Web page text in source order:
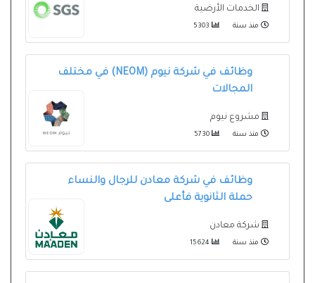
الخدمات الأرضية
منذ سنة
وظائف في شركة نيوم (NEOM) في مختلف
المجالات
مشروع نيوم
منذ سنة
وظائف في شركة معادن للرجال والنساء
حملة الثانوية فأعلى
شركة معادن
منذ سنة